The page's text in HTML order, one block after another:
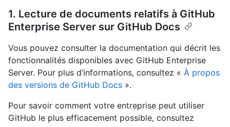
1. Lecture de documents relatifs à GitHub
Enterprise Server sur GitHub Docs
Vous pouvez consulter la documentation qui décrit les
fonctionnalités disponibles avec GitHub Enterprise
Server. Pour plus d’informations, consultez « À propos
des versions de GitHub Docs ».
Pour savoir comment votre entreprise peut utiliser
GitHub le plus efficacement possible, consultez